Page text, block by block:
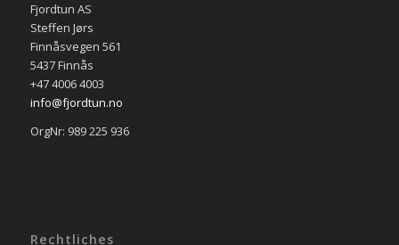
Fjordtun AS
Steffen Jørs
Finnåsvegen 561
5437 Finnås
+47 4006 4003
info@fjordtun.no
OrgNr: 989 225 936
Rechtliches